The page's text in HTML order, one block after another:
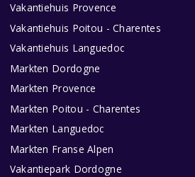
Vakantiehuis Provence
Vakantiehuis Poitou - Charentes
Vakantiehuis Languedoc
Markten Dordogne
Markten Provence
Markten Poitou - Charentes
Markten Languedoc
Markten Franse Alpen
Vakantiepark Dordogne